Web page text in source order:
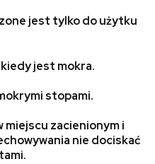
jest tylko do użytku
jest mokra.
stopami.
miejscu zacienionym i
nie dociskać